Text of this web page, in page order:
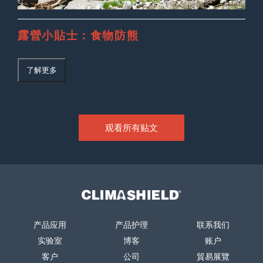
露營小貼士：食物防熊
了解更多
观看所有贴文
Climashield®
产品应用
实验室
客户
产品护理
博客
公司
联系我们
账户
貿易展覽